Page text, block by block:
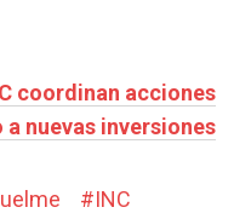
coordinan acciones
nuevas inversiones
#INC